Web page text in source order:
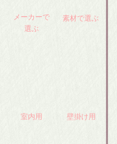
メーカーで
選ぶ
素材で選ぶ
室内用 壁掛け用